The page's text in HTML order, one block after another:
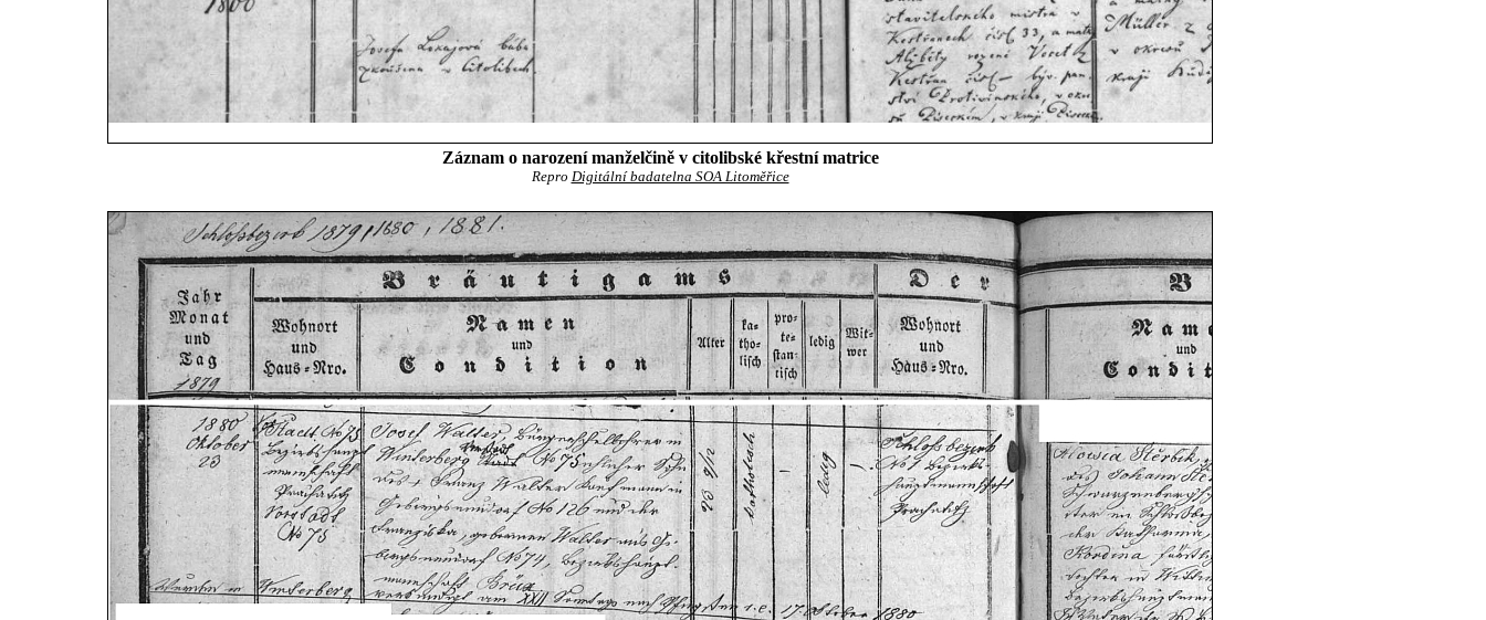
Záznam o narození manželčině v citolibské křestní matrice
Repro Digitální badatelna SOA Litoměřice